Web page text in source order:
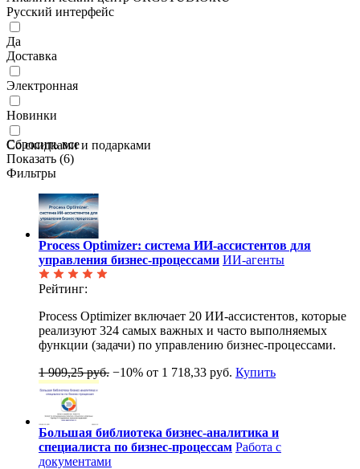
Русский интерфейс
Да
Доставка
Электронная
Новинки
Со скидками и подарками
Сбросить все
Показать (6)
Фильтры
Process Optimizer: система ИИ-ассистентов для
управления бизнес-процессами ИИ-агенты
Рейтинг:
Process Optimizer включает 20 ИИ-ассистентов, которые
реализуют 324 самых важных и часто выполняемых
функции (задачи) по управлению бизнес-процессами.
1 909,25 руб. −10% от 1 718,33 руб. Купить
Большая библиотека бизнес-аналитика и
специалиста по бизнес-процессам Работа с
документами